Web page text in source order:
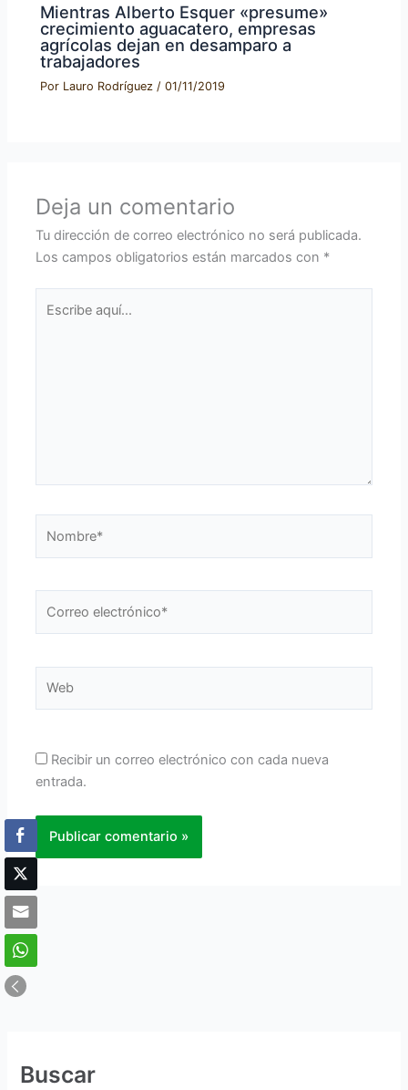
Mientras Alberto Esquer «presume»
crecimiento aguacatero, empresas
agrícolas dejan en desamparo a
trabajadores
Por Lauro Rodríguez/01/11/2019
Deja un comentario
Tu dirección de correo electrónico no será publicada.
Los campos obligatorios están marcados con *
aquí...
electrónico*
Recibir un correo electrónico con cada nueva
entrada.
Buscar